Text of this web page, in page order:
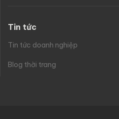
Tin tức
Tin tức doanh nghiệp
Blog thời trang